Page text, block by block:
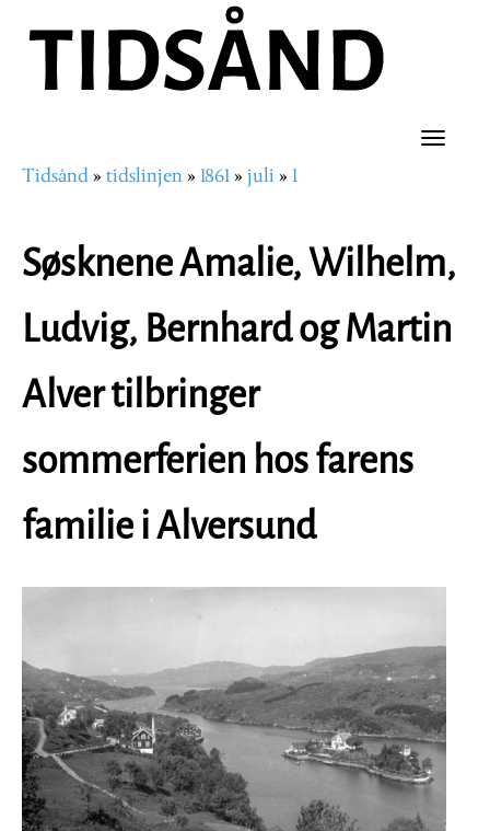
hovedinnhold
Toggle
Navigasjonssti
Tidsånd tidslinjen 1861 juli 1
Søsknene Amalie, Wilhelm,
Ludvig, Bernhard og Martin
Alver tilbringer
sommerferien hos farens
familie i Alversund